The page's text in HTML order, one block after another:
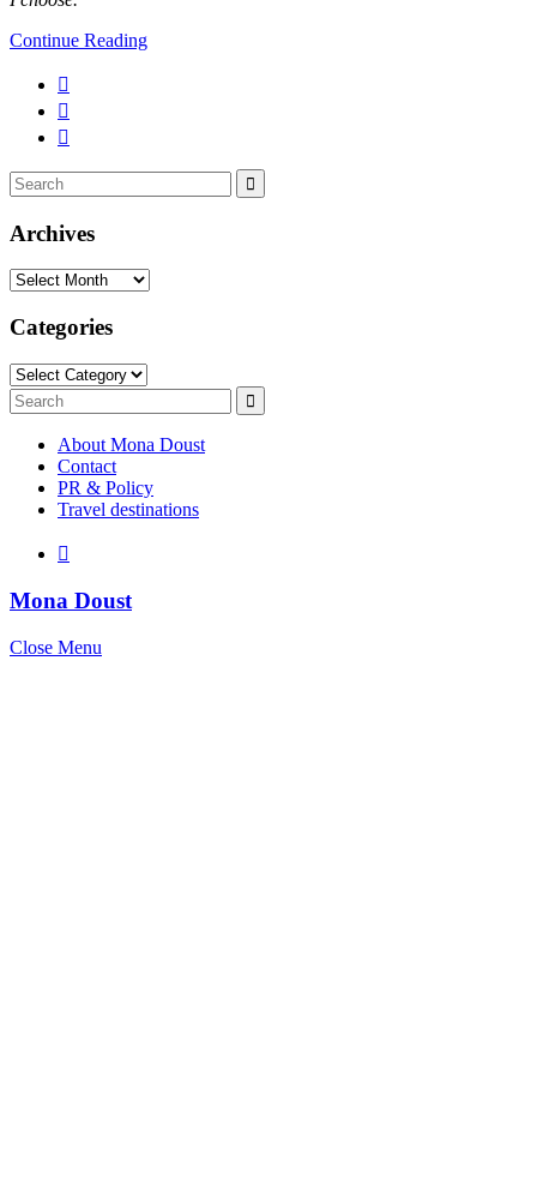
Continue Reading
Search
for:
Archives
Archives
Categories
Categories
Search
for:
About Mona Doust
Contact
PR & Policy
Travel destinations
Mona Doust
Close Menu